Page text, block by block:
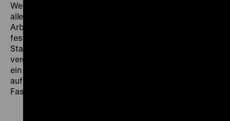
Werk steht ein Staatsanwalt, für den das Gesetz über
allem steht, wie ein armutsbetroffenes
Arbeiterehepaar mit vier Kindern und deren Arzt
feststellen müssen. Als jedoch die Verlobte des
Staatsanwalts von einem psychisch kranken Mann
vergewaltigt und schwanger wird, gerät der Anwalt in
ein Dilemma. Ursula von Keitz präsentiert eine von ihr
auf Basis verschiedener Materialien rekonstruierte
Fassung des Films. (mbh)